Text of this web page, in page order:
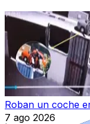
Roban un coche
7 ago 2026